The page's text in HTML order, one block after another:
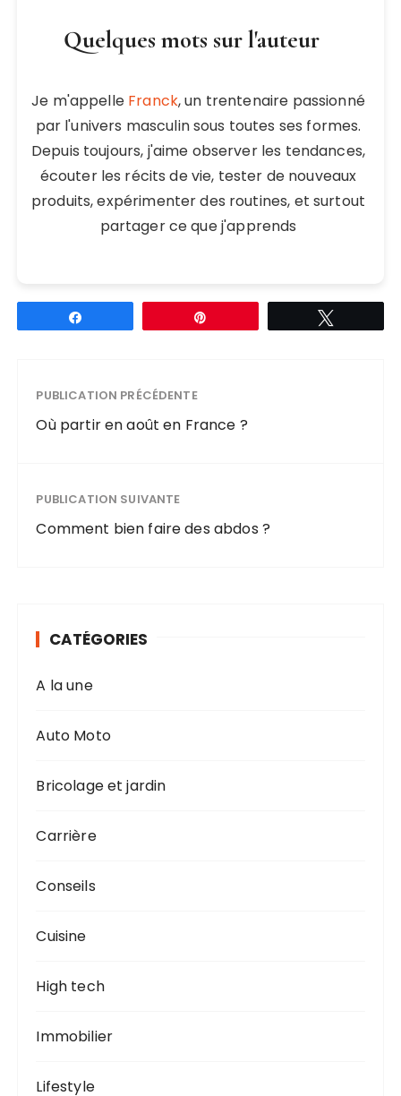
Quelques mots sur l'auteur
Je m'appelle Franck, un trentenaire passionné
par l'univers masculin sous toutes ses formes.
Depuis toujours, j'aime observer les tendances,
écouter les récits de vie, tester de nouveaux
produits, expérimenter des routines, et surtout
partager ce que j'apprends
PUBLICATION PRÉCÉDENTE
Où partir en août en France ?
PUBLICATION SUIVANTE
Comment bien faire des abdos ?
CATÉGORIES
A la une
Auto Moto
Bricolage et jardin
Carrière
Conseils
Cuisine
High tech
Immobilier
Lifestyle